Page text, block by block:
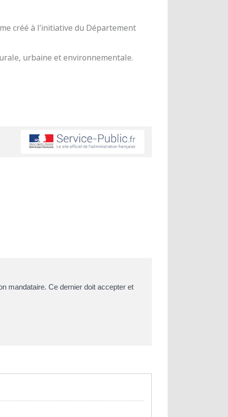
créé à l’initiative du Département
urbaine et environnementale.
mandataire. Ce dernier doit accepter et